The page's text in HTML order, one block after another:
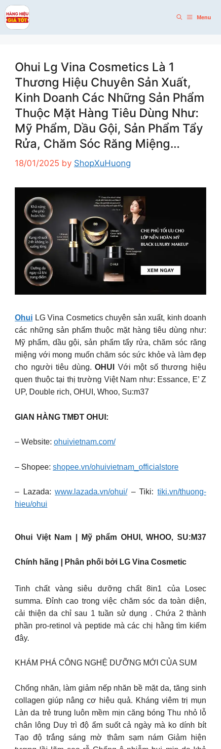
Skip
to
content
Menu
Ohui Lg Vina Cosmetics Là 1
Thương Hiệu Chuyên Sản Xuất,
Kinh Doanh Các Những Sản Phẩm
Thuộc Mặt Hàng Tiêu Dùng Như:
Mỹ Phẩm, Dầu Gội, Sản Phẩm Tẩy
Rửa, Chăm Sóc Răng Miệng…
18/01/2025 by ShopXuHuong
Ohui LG Vina Cosmetics chuyên sản xuất, kinh doanh
các những sản phẩm thuộc mặt hàng tiêu dùng như:
Mỹ phẩm, dầu gội, sản phẩm tẩy rửa, chăm sóc răng
miệng với mong muốn chăm sóc sức khỏe và làm đẹp
cho người tiêu dùng.OHUI Với một số thương hiệu
quen thuộc tại thị trường Việt Nam như: Essance, E’ Z
UP, Double rich, OHUI, Whoo, Su:m37
GIAN HÀNG TMĐT OHUI:
– Website: ohuivietnam.com/
– Shopee: shopee.vn/ohuivietnam_officialstore
– Lazada:www.lazada.vn/ohui/– Tiki:tiki.vn/thuong-
hieu/ohui
Ohui Việt Nam | Mỹ phẩm OHUI, WHOO, SU:M37
Chính hãng | Phân phối bởi LG Vina Cosmetic
Tinh chất vàng siêu dưỡng chất 8in1 của Losec
summa. Đỉnh cao trong việc chăm sóc da toàn diện,
cải thiện da chỉ sau 1 tuần sử dụng . Chứa 2 thành
phần pro-retinol và peptide mà các chị hằng tìm kiếm
đây.
KHÁM PHÁ CÔNG NGHỆ DƯỠNG MỚI CỦA SUM
Chống nhăn, làm giảm nếp nhăn bề mặt da, tăng sinh
collagen giúp nâng cơ hiệu quả. Kháng viêm trị mụn
Làn da trẻ trung luôn mềm mịn căng bóng Thu nhỏ lỗ
chân lông Duy trì độ ẩm suốt cả ngày mà ko dính bít
Tạo độ trắng sáng mờ thâm sạm nám Giảm hiện